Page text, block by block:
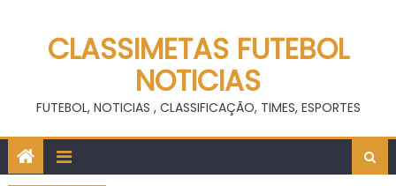
CLASSIMETAS FUTEBOL
NOTICIAS
FUTEBOL, NOTICIAS , CLASSIFICAÇÃO, TIMES, ESPORTES